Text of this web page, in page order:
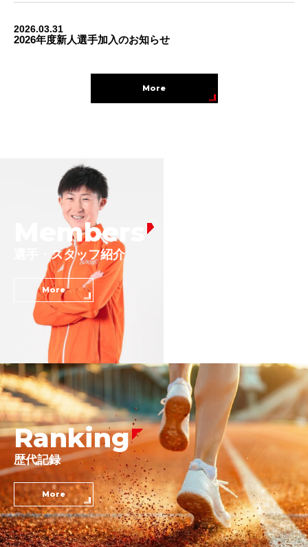
2026.03.31
2026年度新人選手加入のお知らせ
More
Members
選手・スタッフ紹介
More
Ranking
歴代記録
More